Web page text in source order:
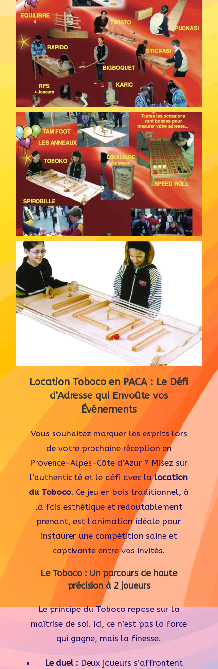
Location Toboco en PACA : Le Défi
d’Adresse qui Envoûte vos
Événements
Vous souhaitez marquer les esprits lors
de votre prochaine réception en
Provence-Alpes-Côte d’Azur ? Misez sur
l’authenticité et le défi avec lalocation
du Toboco. Ce jeu en bois traditionnel, à
la fois esthétique et redoutablement
prenant, est l’animation idéale pour
instaurer une compétition saine et
captivante entre vos invités.
Le Toboco : Un parcours de haute
précision à 2 joueurs
Le principe du Toboco repose sur la
maîtrise de soi. Ici, ce n’est pas la force
qui gagne, mais la finesse.
Le duel : Deux joueurs s’affrontent